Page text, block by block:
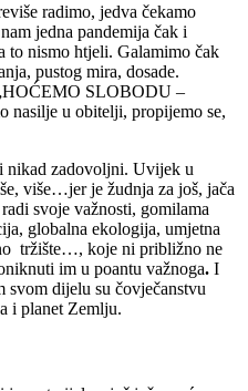
radimo, jedva čekamo
jedna pandemija čak i
to nismo htjeli. Galamimo čak
pustog mira, dosade.
SLOBODU –
u obitelji, propijemo se,
nikad zadovoljni. Uvijek u
više…jer je žudnja za još, jača
svoje važnosti, gomilama
globalna ekologija, umjetna
tržište…, koje ni približno ne
im u poantu važnoga. I
dijelu su čovječanstvu
i planet Zemlju.